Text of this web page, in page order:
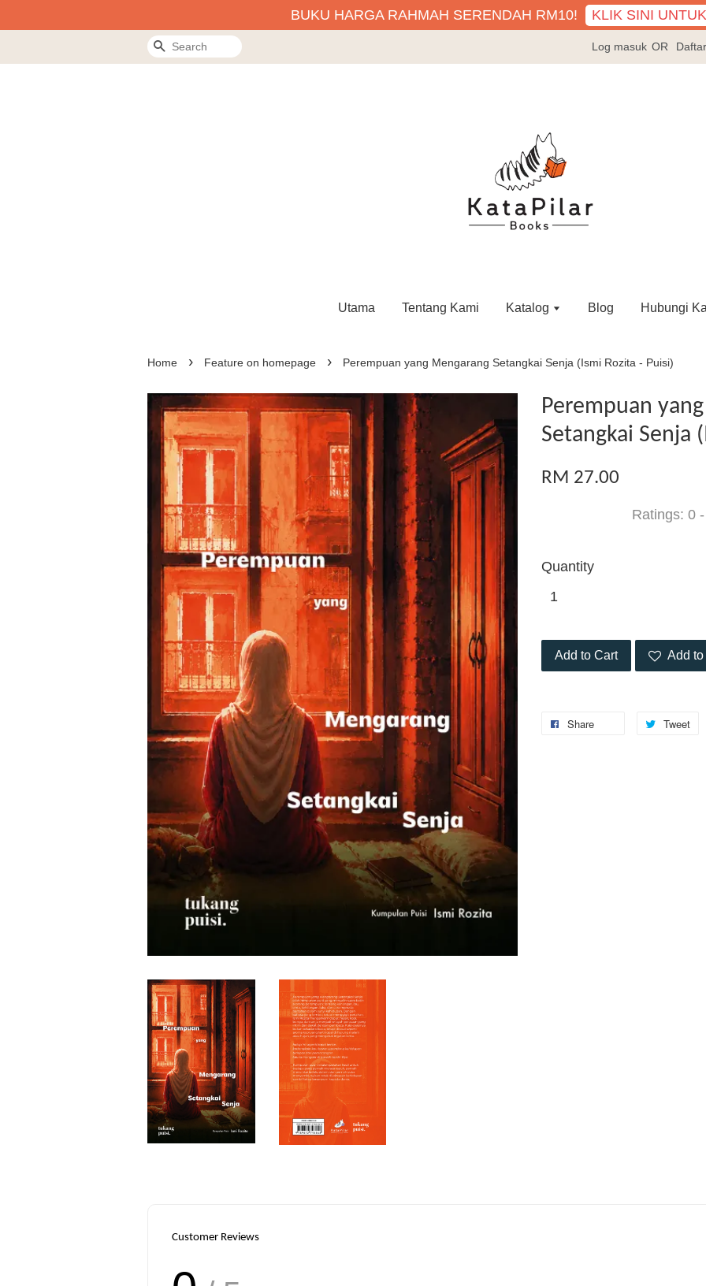
BUKU HARGA RAHMAH SERENDAH RM10! KLIK SINI
Search Log masuk OR
Utama Tentang Kami Katalog Blog Hubungi
Home › Feature on homepage › Perempuan yang Mengarang Setangkai Senja (Ismi Rozita - Puisi)
Perempuan
Setangkai Senja
RM 27.00
Ratings: 0 -
Quantity
Add to Cart Add
Share Tweet
Customer Reviews